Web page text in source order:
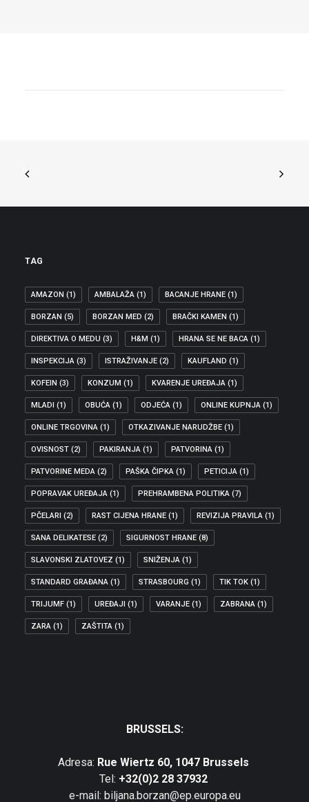
TAG
AMAZON (1) AMBALAŽA (1) BACANJE HRANE (1)
BORZAN (5) BORZAN MED (2) BRAČKI KAMEN (1)
DIREKTIVA O MEDU (3) H&M (1) HRANA SE NE BACA (1)
INSPEKCIJA (3) ISTRAŽIVANJE (2) KAUFLAND (1)
KOFEIN (3) KONZUM (1) KVARENJE UREĐAJA (1)
MLADI (1) OBUĆA (1) ODJEĆA (1) ONLINE KUPNJA (1)
ONLINE TRGOVINA (1) OTKAZIVANJE NARUDŽBE (1)
OVISNOST (2) PAKIRANJA (1) PATVORINA (1)
PATVORINE MEDA (2) PAŠKA ČIPKA (1) PETICIJA (1)
POPRAVAK UREĐAJA (1) PREHRAMBENA POLITIKA (7)
PČELARI (2) RAST CIJENA HRANE (1) REVIZIJA PRAVILA (1)
SANA DELIKATESE (2) SIGURNOST HRANE (8)
SLAVONSKI ZLATOVEZ (1) SNIŽENJA (1)
STANDARD GRAĐANA (1) STRASBOURG (1) TIK TOK (1)
TRIJUMF (1) UREĐAJI (1) VARANJE (1) ZABRANA (1)
ZARA (1) ZAŠTITA (1)
BRUSSELS:
Adresa: Rue Wiertz 60, 1047 Brussels
Tel: +32(0)2 28 37932
e-mail: biljana.borzan@ep.europa.eu